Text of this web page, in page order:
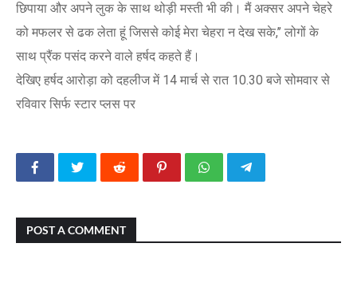
छिपाया और अपने लुक के साथ थोड़ी मस्ती भी की। मैं अक्सर अपने चेहरे
को मफलर से ढक लेता हूं जिससे कोई मेरा चेहरा न देख सके,’’ लोगों के
साथ प्रैंक पसंद करने वाले हर्षद कहते हैं।
देखिए हर्षद आरोड़ा को दहलीज में 14 मार्च से रात 10.30 बजे सोमवार से
रविवार सिर्फ स्टार प्लस पर
POST A COMMENT